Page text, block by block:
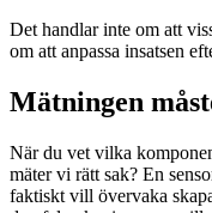
Det handlar inte om att
om att anpassa insatsen
Mätningen
När du vet vilka
mäter vi rätt sak? En
faktiskt vill övervaka